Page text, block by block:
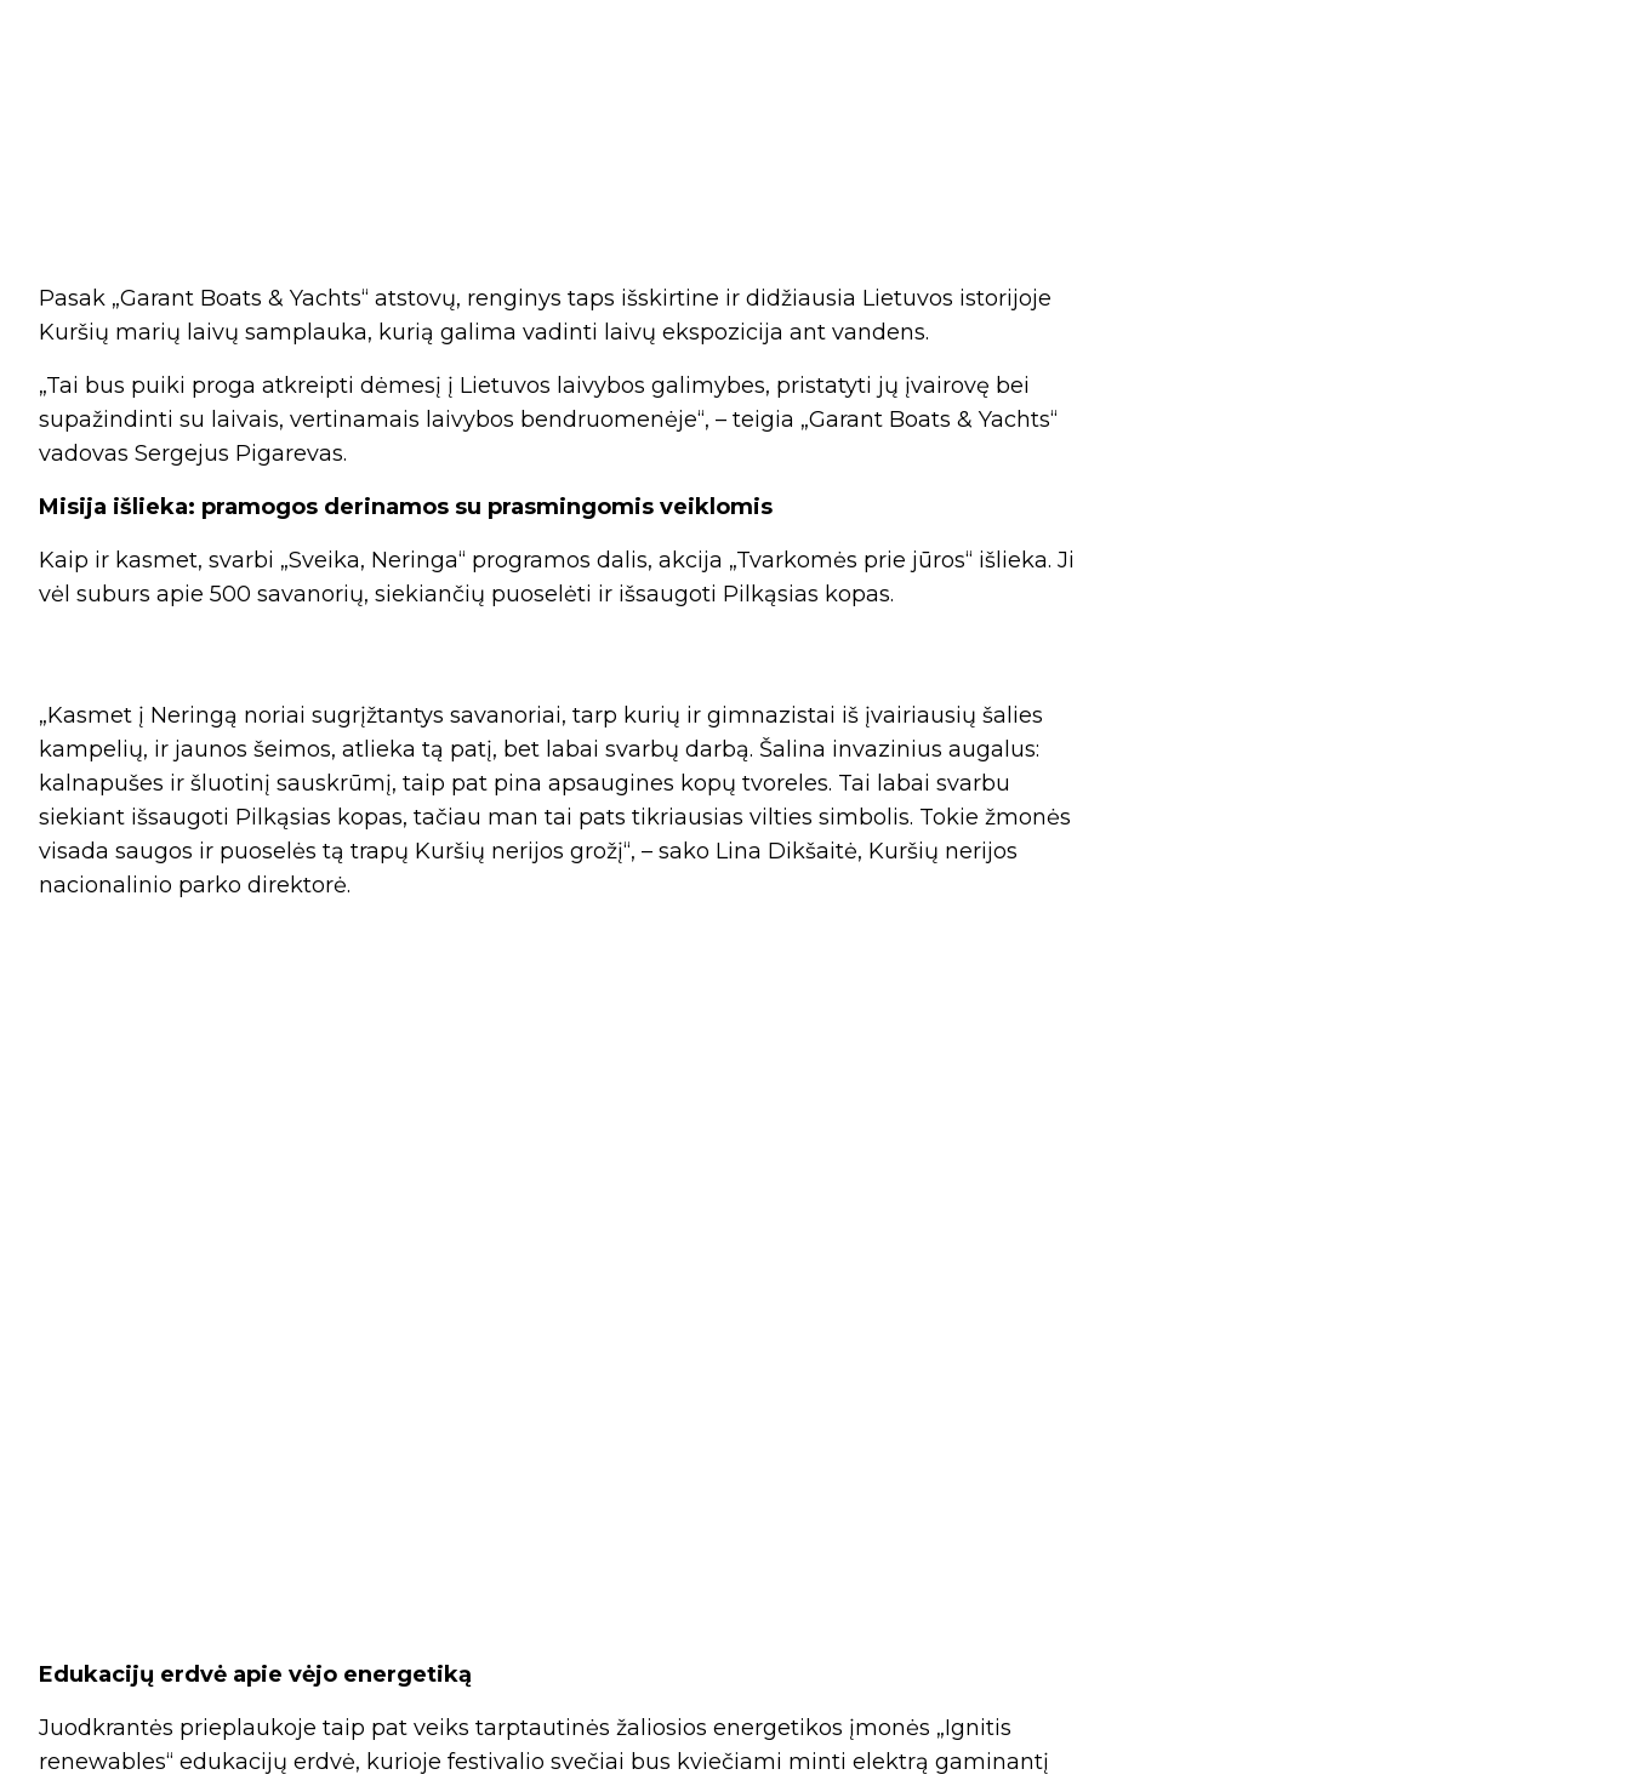
Pasak „Garant Boats & Yachts“ atstovų, renginys taps išskirtine ir didžiausia Lietuvos istorijoje
Kuršių marių laivų samplauka, kurią galima vadinti laivų ekspozicija ant vandens.
„Tai bus puiki proga atkreipti dėmesį į Lietuvos laivybos galimybes, pristatyti jų įvairovę bei
supažindinti su laivais, vertinamais laivybos bendruomenėje“, – teigia „Garant Boats & Yachts“
vadovas Sergejus Pigarevas.
Misija išlieka: pramogos derinamos su prasmingomis veiklomis
Kaip ir kasmet, svarbi „Sveika, Neringa“ programos dalis, akcija „Tvarkomės prie jūros“ išlieka. Ji
vėl suburs apie 500 savanorių, siekiančių puoselėti ir išsaugoti Pilkąsias kopas.
„Kasmet į Neringą noriai sugrįžtantys savanoriai, tarp kurių ir gimnazistai iš įvairiausių šalies
kampelių, ir jaunos šeimos, atlieka tą patį, bet labai svarbų darbą. Šalina invazinius augalus:
kalnapušes ir šluotinį sauskrūmį, taip pat pina apsaugines kopų tvoreles. Tai labai svarbu
siekiant išsaugoti Pilkąsias kopas, tačiau man tai pats tikriausias vilties simbolis. Tokie žmonės
visada saugos ir puoselės tą trapų Kuršių nerijos grožį“, – sako Lina Dikšaitė, Kuršių nerijos
nacionalinio parko direktorė.
Edukacijų erdvė apie vėjo energetiką
Juodkrantės prieplaukoje taip pat veiks tarptautinės žaliosios energetikos įmonės „Ignitis
renewables“ edukacijų erdvė, kurioje festivalio svečiai bus kviečiami minti elektrą gaminantį